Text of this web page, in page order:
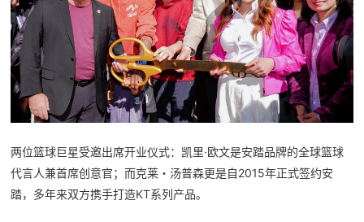
马拉松 跑鞋推荐 膝盖伤痛预防
两位篮球巨星受邀出席开业仪式：凯里·欧文是安踏品牌的全球篮球
代言人兼首席创意官；而克莱・汤普森更是自2015年正式签约安
踏，多年来双方携手打造KT系列产品。